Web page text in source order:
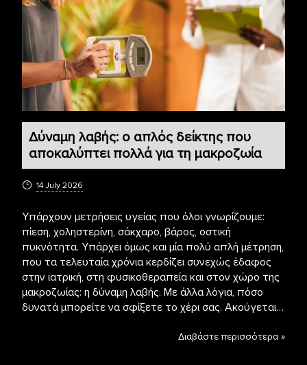
Δύναμη λαβής: ο απλός δείκτης που
αποκαλύπτει πολλά για τη μακροζωία
14 July 2026
Υπάρχουν μετρήσεις υγείας που όλοι γνωρίζουμε:
πίεση, χοληστερίνη, σάκχαρο, βάρος, οστική
πυκνότητα. Υπάρχει όμως και μία πολύ απλή μέτρηση,
που τα τελευταία χρόνια κερδίζει συνεχώς έδαφος
στην ιατρική, στη φυσικοθεραπεία και στον χώρο της
μακροζωίας: η δύναμη λαβής. Με άλλα λόγια, πόσο
δυνατά μπορείτε να σφίξετε το χέρι σας. Ακούγεται…
Διαβάστε περισσότερα »